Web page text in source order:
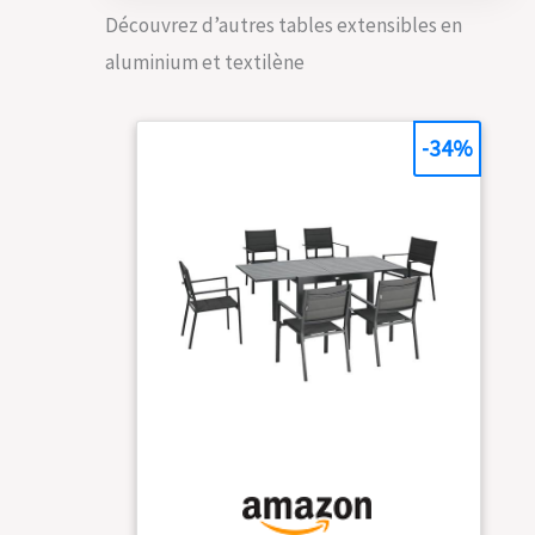
recommandée :
nécessaire.
composé d'une
table
EXTENSIBLE : Très
pratique, la table
s'étendre jusqu'à
180 cm en un
instant, idéal
pour les réunions
de famille ou
recevoir ses
réalisé en
Découvrez d’autres tables extensibles en
aluminium et textilène
-34%